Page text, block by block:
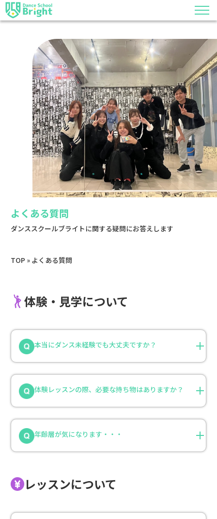
よくある質問
ダンススクールブライトに関する疑問にお答えします
TOP » よくある質問
体験・見学について
本当にダンス未経験でも大丈夫ですか？
体験レッスンの際、必要な持ち物はありますか？
年齢層が気になります・・・
レッスンについて